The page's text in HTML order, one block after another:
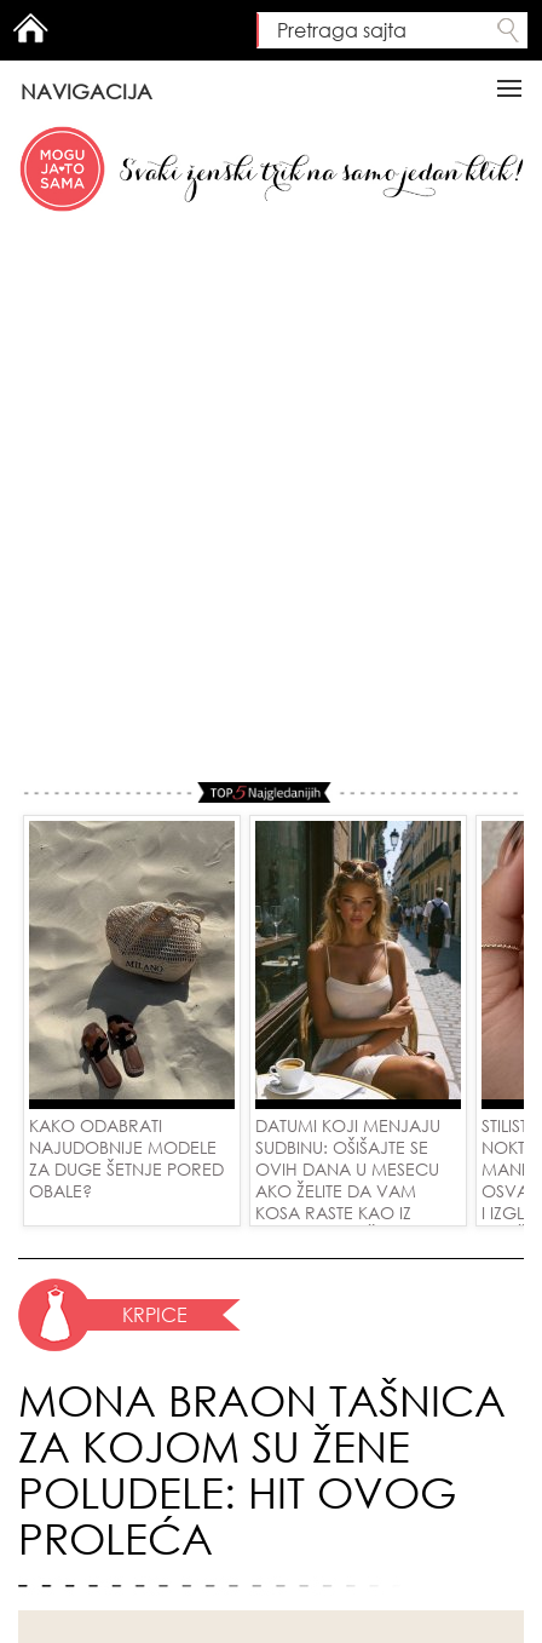
Search form
Pretraga sajta
NAVIGACIJA
KAKO ODABRATI
NAJUDOBNIJE MODELE
ZA DUGE ŠETNJE PORED
OBALE?
DATUMI KOJI MENJAJU
SUDBINU: OŠIŠAJTE SE
OVIH DANA U MESECU
AKO ŽELITE DA VAM
KOSA RASTE KAO IZ
LJUBAV!
NOKTI
I
KRPICE
MONA BRAON TAŠNICA
ZA KOJOM SU ŽENE
POLUDELE: HIT OVOG
PROLEĆA